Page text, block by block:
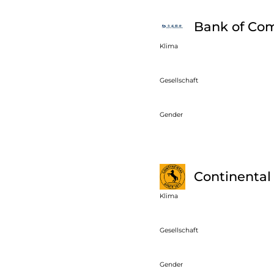
Bank of
Klima
Gesellschaft
Gender
Continental
Klima
Gesellschaft
Gender